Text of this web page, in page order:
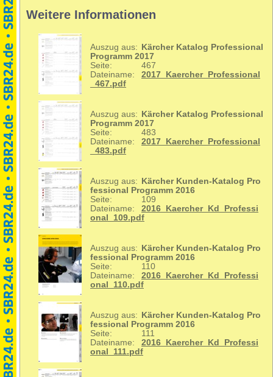
Weitere Informationen
Auszug aus:
Kärcher Katalog Professional
Programm 2017
Seite:
467
Dateiname:
2017_Kaercher_Professional
_467.pdf
Auszug aus:
Kärcher Katalog Professional
Programm 2017
Seite:
483
Dateiname:
2017_Kaercher_Professional
_483.pdf
Auszug aus:
Kärcher Kunden-Katalog Pro
fessional Programm 2016
Seite:
109
Dateiname:
2016_Kaercher_Kd_Professi
onal_109.pdf
Auszug aus:
Kärcher Kunden-Katalog Pro
fessional Programm 2016
Seite:
110
Dateiname:
2016_Kaercher_Kd_Professi
onal_110.pdf
Auszug aus:
Kärcher Kunden-Katalog Pro
fessional Programm 2016
Seite:
111
Dateiname:
2016_Kaercher_Kd_Professi
onal_111.pdf